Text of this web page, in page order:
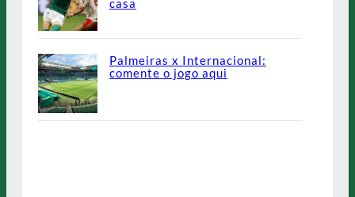
casa
Palmeiras x Internacional:
comente o jogo aqui